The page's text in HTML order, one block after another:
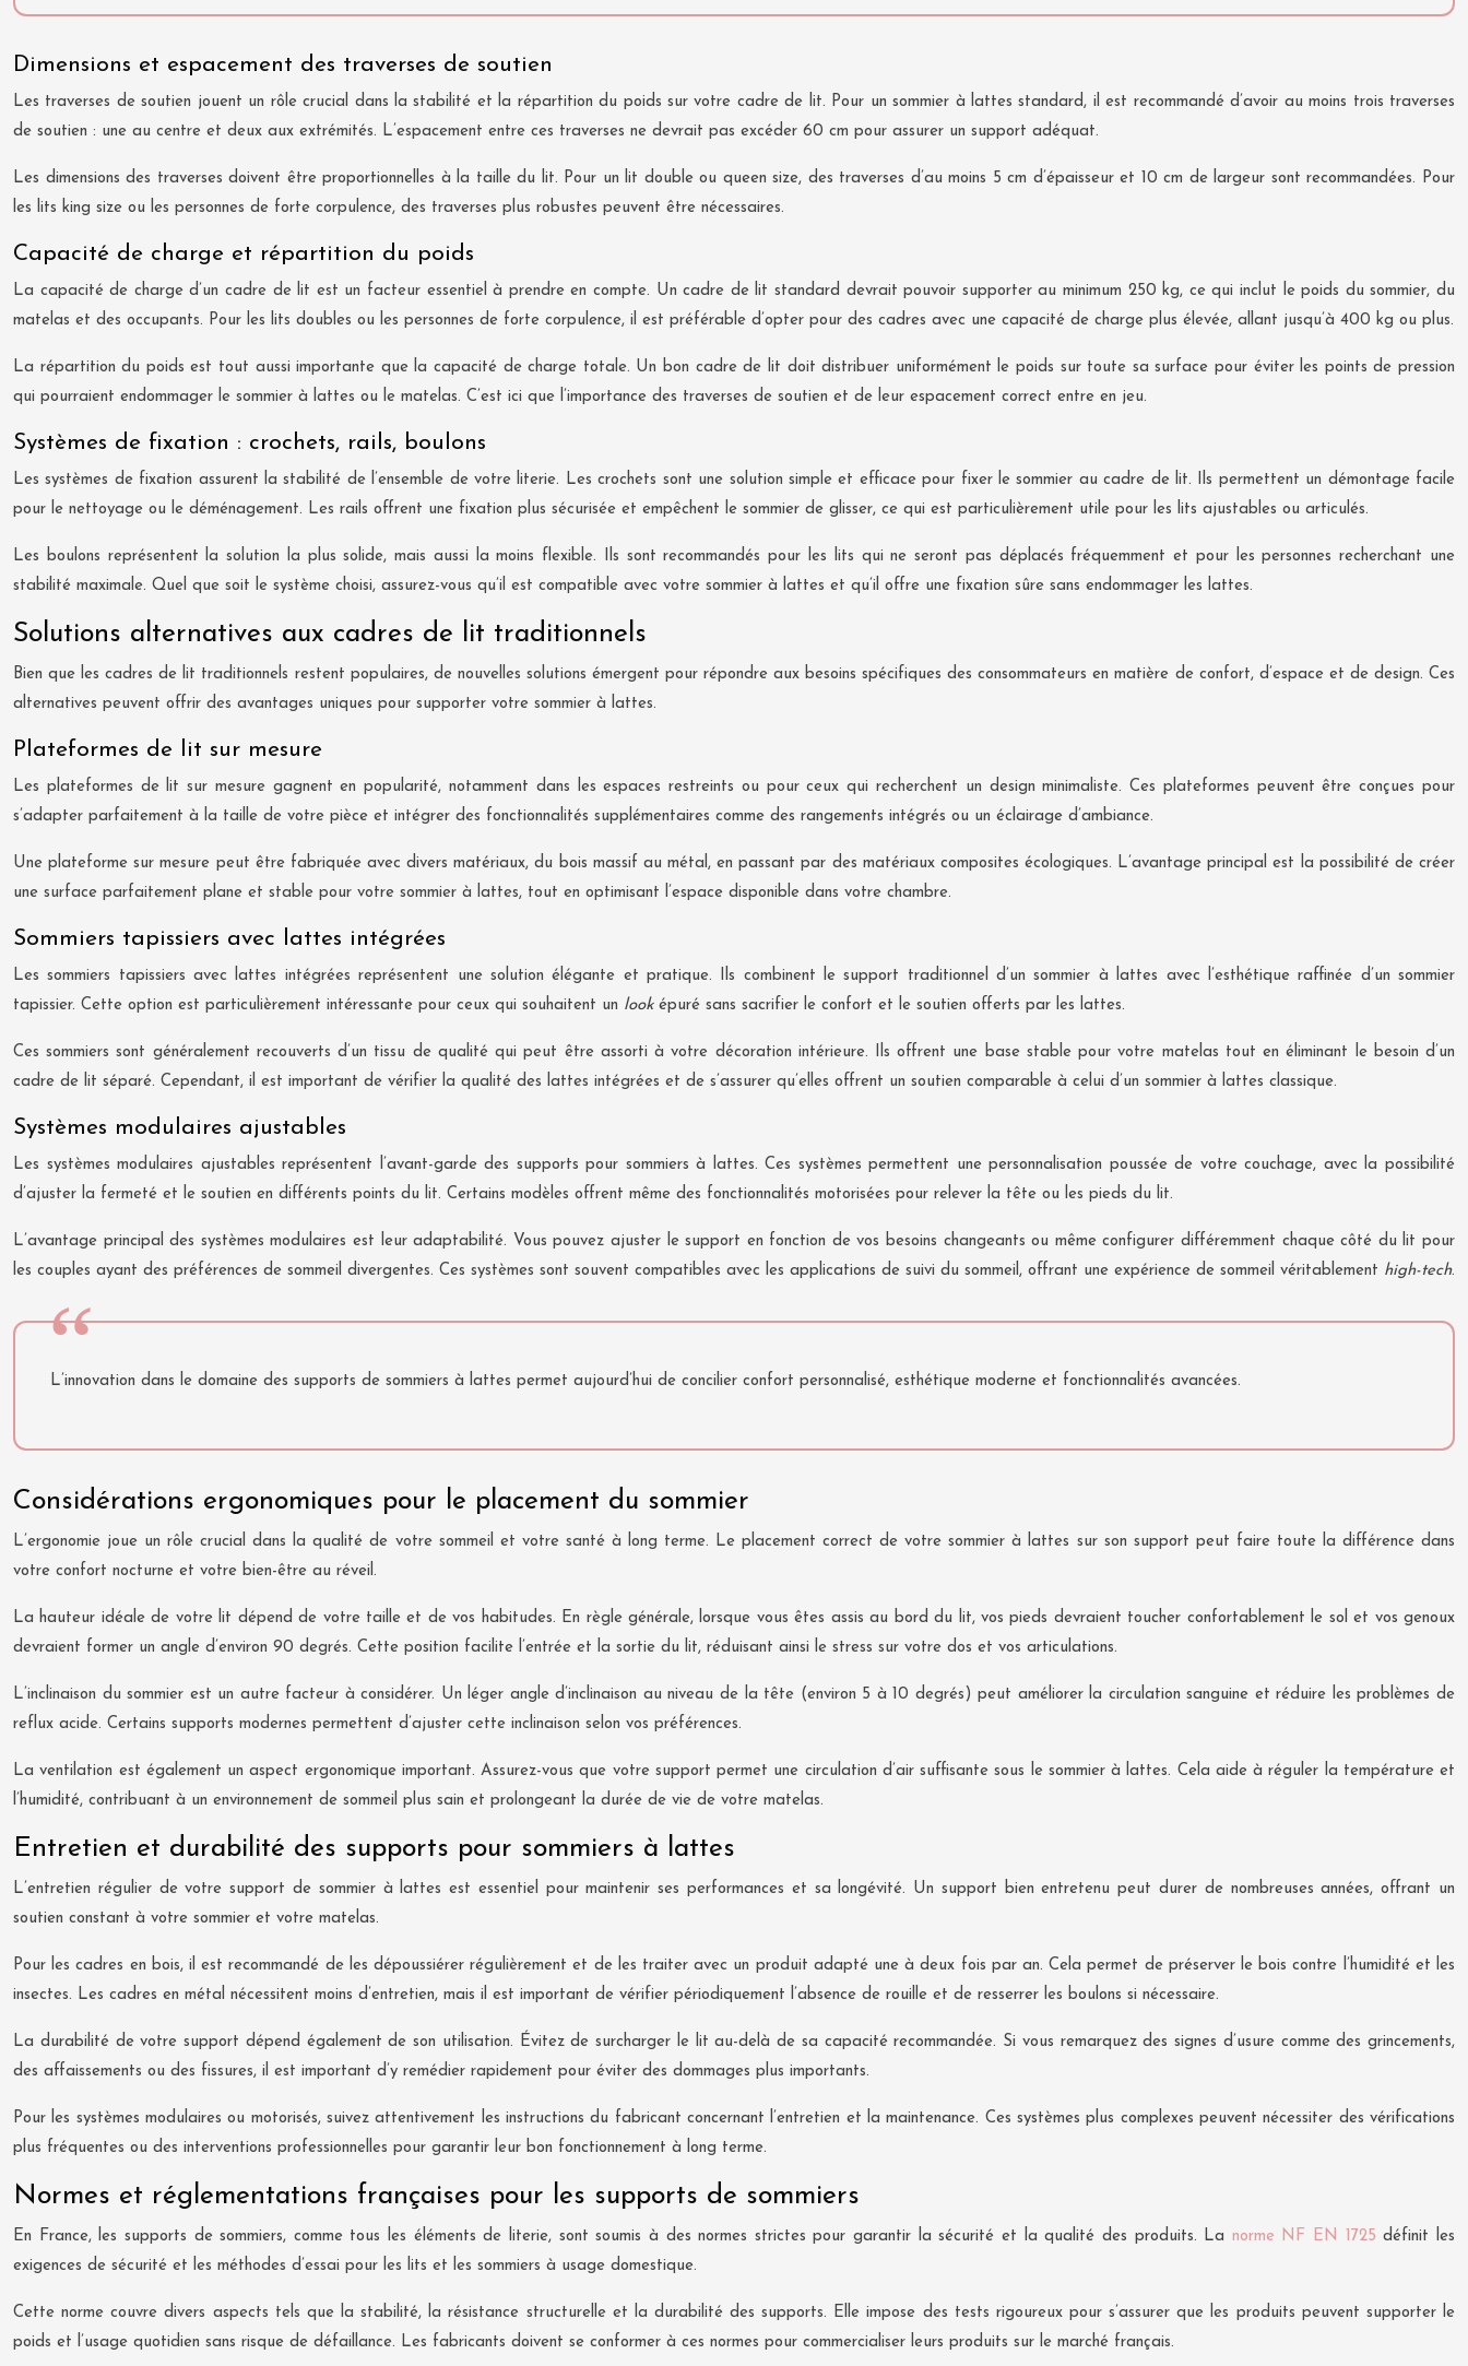
Dimensions et espacement des traverses de soutien
Les traverses de soutien jouent un rôle crucial dans la stabilité et la répartition du poids sur votre cadre de lit. Pour un sommier à lattes standard, il est recommandé d’avoir au moins trois traverses
de soutien : une au centre et deux aux extrémités. L’espacement entre ces traverses ne devrait pas excéder 60 cm pour assurer un support adéquat.
Les dimensions des traverses doivent être proportionnelles à la taille du lit. Pour un lit double ou queen size, des traverses d’au moins 5 cm d’épaisseur et 10 cm de largeur sont recommandées. Pour
les lits king size ou les personnes de forte corpulence, des traverses plus robustes peuvent être nécessaires.
Capacité de charge et répartition du poids
La capacité de charge d’un cadre de lit est un facteur essentiel à prendre en compte. Un cadre de lit standard devrait pouvoir supporter au minimum 250 kg, ce qui inclut le poids du sommier, du
matelas et des occupants. Pour les lits doubles ou les personnes de forte corpulence, il est préférable d’opter pour des cadres avec une capacité de charge plus élevée, allant jusqu’à 400 kg ou plus.
La répartition du poids est tout aussi importante que la capacité de charge totale. Un bon cadre de lit doit distribuer uniformément le poids sur toute sa surface pour éviter les points de pression
qui pourraient endommager le sommier à lattes ou le matelas. C’est ici que l’importance des traverses de soutien et de leur espacement correct entre en jeu.
Systèmes de fixation : crochets, rails, boulons
Les systèmes de fixation assurent la stabilité de l’ensemble de votre literie. Les crochets sont une solution simple et efficace pour fixer le sommier au cadre de lit. Ils permettent un démontage facile
pour le nettoyage ou le déménagement. Les rails offrent une fixation plus sécurisée et empêchent le sommier de glisser, ce qui est particulièrement utile pour les lits ajustables ou articulés.
Les boulons représentent la solution la plus solide, mais aussi la moins flexible. Ils sont recommandés pour les lits qui ne seront pas déplacés fréquemment et pour les personnes recherchant une
stabilité maximale. Quel que soit le système choisi, assurez-vous qu’il est compatible avec votre sommier à lattes et qu’il offre une fixation sûre sans endommager les lattes.
Solutions alternatives aux cadres de lit traditionnels
Bien que les cadres de lit traditionnels restent populaires, de nouvelles solutions émergent pour répondre aux besoins spécifiques des consommateurs en matière de confort, d’espace et de design. Ces
alternatives peuvent offrir des avantages uniques pour supporter votre sommier à lattes.
Plateformes de lit sur mesure
Les plateformes de lit sur mesure gagnent en popularité, notamment dans les espaces restreints ou pour ceux qui recherchent un design minimaliste. Ces plateformes peuvent être conçues pour
s’adapter parfaitement à la taille de votre pièce et intégrer des fonctionnalités supplémentaires comme des rangements intégrés ou un éclairage d’ambiance.
Une plateforme sur mesure peut être fabriquée avec divers matériaux, du bois massif au métal, en passant par des matériaux composites écologiques. L’avantage principal est la possibilité de créer
une surface parfaitement plane et stable pour votre sommier à lattes, tout en optimisant l’espace disponible dans votre chambre.
Sommiers tapissiers avec lattes intégrées
Les sommiers tapissiers avec lattes intégrées représentent une solution élégante et pratique. Ils combinent le support traditionnel d’un sommier à lattes avec l’esthétique raffinée d’un sommier
tapissier. Cette option est particulièrement intéressante pour ceux qui souhaitent un looképuré sans sacrifier le confort et le soutien offerts par les lattes.
Ces sommiers sont généralement recouverts d’un tissu de qualité qui peut être assorti à votre décoration intérieure. Ils offrent une base stable pour votre matelas tout en éliminant le besoin d’un
cadre de lit séparé. Cependant, il est important de vérifier la qualité des lattes intégrées et de s’assurer qu’elles offrent un soutien comparable à celui d’un sommier à lattes classique.
Systèmes modulaires ajustables
Les systèmes modulaires ajustables représentent l’avant-garde des supports pour sommiers à lattes. Ces systèmes permettent une personnalisation poussée de votre couchage, avec la possibilité
d’ajuster la fermeté et le soutien en différents points du lit. Certains modèles offrent même des fonctionnalités motorisées pour relever la tête ou les pieds du lit.
L’avantage principal des systèmes modulaires est leur adaptabilité. Vous pouvez ajuster le support en fonction de vos besoins changeants ou même configurer différemment chaque côté du lit pour
les couples ayant des préférences de sommeil divergentes. Ces systèmes sont souvent compatibles avec les applications de suivi du sommeil, offrant une expérience de sommeil véritablement high-tech.
L’innovation dans le domaine des supports de sommiers à lattes permet aujourd’hui de concilier confort personnalisé, esthétique moderne et fonctionnalités avancées.
Considérations ergonomiques pour le placement du sommier
L’ergonomie joue un rôle crucial dans la qualité de votre sommeil et votre santé à long terme. Le placement correct de votre sommier à lattes sur son support peut faire toute la différence dans
votre confort nocturne et votre bien-être au réveil.
La hauteur idéale de votre lit dépend de votre taille et de vos habitudes. En règle générale, lorsque vous êtes assis au bord du lit, vos pieds devraient toucher confortablement le sol et vos genoux
devraient former un angle d’environ 90 degrés. Cette position facilite l’entrée et la sortie du lit, réduisant ainsi le stress sur votre dos et vos articulations.
L’inclinaison du sommier est un autre facteur à considérer. Un léger angle d’inclinaison au niveau de la tête (environ 5 à 10 degrés) peut améliorer la circulation sanguine et réduire les problèmes de
reflux acide. Certains supports modernes permettent d’ajuster cette inclinaison selon vos préférences.
La ventilation est également un aspect ergonomique important. Assurez-vous que votre support permet une circulation d’air suffisante sous le sommier à lattes. Cela aide à réguler la température et
l’humidité, contribuant à un environnement de sommeil plus sain et prolongeant la durée de vie de votre matelas.
Entretien et durabilité des supports pour sommiers à lattes
L’entretien régulier de votre support de sommier à lattes est essentiel pour maintenir ses performances et sa longévité. Un support bien entretenu peut durer de nombreuses années, offrant un
soutien constant à votre sommier et votre matelas.
Pour les cadres en bois, il est recommandé de les dépoussiérer régulièrement et de les traiter avec un produit adapté une à deux fois par an. Cela permet de préserver le bois contre l’humidité et les
insectes. Les cadres en métal nécessitent moins d’entretien, mais il est important de vérifier périodiquement l’absence de rouille et de resserrer les boulons si nécessaire.
La durabilité de votre support dépend également de son utilisation. Évitez de surcharger le lit au-delà de sa capacité recommandée. Si vous remarquez des signes d’usure comme des grincements,
des affaissements ou des fissures, il est important d’y remédier rapidement pour éviter des dommages plus importants.
Pour les systèmes modulaires ou motorisés, suivez attentivement les instructions du fabricant concernant l’entretien et la maintenance. Ces systèmes plus complexes peuvent nécessiter des vérifications
plus fréquentes ou des interventions professionnelles pour garantir leur bon fonctionnement à long terme.
Normes et réglementations françaises pour les supports de sommiers
En France, les supports de sommiers, comme tous les éléments de literie, sont soumis à des normes strictes pour garantir la sécurité et la qualité des produits. La norme NF EN 1725 définit les
exigences de sécurité et les méthodes d’essai pour les lits et les sommiers à usage domestique.
Cette norme couvre divers aspects tels que la stabilité, la résistance structurelle et la durabilité des supports. Elle impose des tests rigoureux pour s’assurer que les produits peuvent supporter le
poids et l’usage quotidien sans risque de défaillance. Les fabricants doivent se conformer à ces normes pour commercialiser leurs produits sur le marché français.